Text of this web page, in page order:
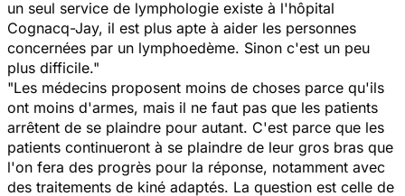
un seul service de lymphologie existe à l'hôpital
Cognacq-Jay, il est plus apte à aider les personnes
concernées par un lymphoedème. Sinon c'est un peu
plus difficile."
"Les médecins proposent moins de choses parce qu'ils
ont moins d'armes, mais il ne faut pas que les patients
arrêtent de se plaindre pour autant. C'est parce que les
patients continueront à se plaindre de leur gros bras que
l'on fera des progrès pour la réponse, notamment avec
des traitements de kiné adaptés. La question est celle de